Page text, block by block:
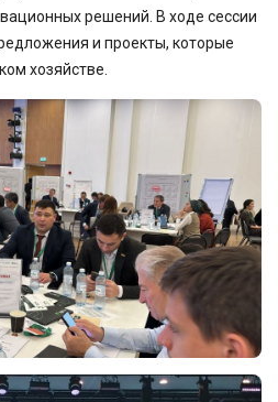
решений. В ходе сессии
и проекты, которые
хозяйстве.